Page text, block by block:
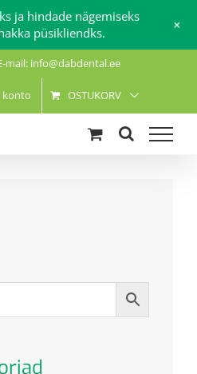
mail: info@dabdental.ee
konto OSTUKORV
ja hindade nägemiseks
püsikliendks.
+